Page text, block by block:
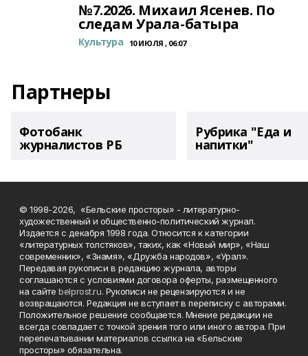
№7.2026. Михаил Ясенев. По
следам Урала-батыра
Культура 10 ИЮЛЯ , 06:07
Партнеры
Фотобанк
журналистов РБ
Рубрика "Еда и
напитки"
© 1998-2026, «Бельские просторы» - литературно-
художественный и общественно-политический журнал.
Издается с декабря 1998 года. Относится к категории
«литературных толстяков», таких, как «Новый мир», «Наш
современник», «Знамя», «Дружба народов», «Урал».
Передавая рукописи в редакцию журнала, авторы
соглашаются с условиями договора оферты, размещенного
на сайтеbelprost.ru. Рукописи не рецензируются и не
возвращаются. Редакция не вступает в переписку с авторами.
Положительное решение сообщается. Мнение редакции не
всегда совпадает с точкой зрения того или иного автора. При
перепечатывании материалов ссылка на «Бельские
просторы» обязательна.